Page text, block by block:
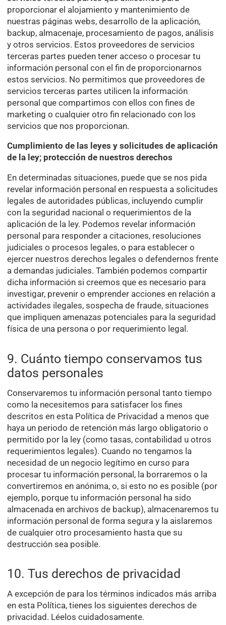
proporcionar el alojamiento y mantenimiento de
nuestras páginas webs, desarrollo de la aplicación,
backup, almacenaje, procesamiento de pagos, análisis
y otros servicios. Estos proveedores de servicios
terceras partes pueden tener acceso o procesar tu
información personal con el fin de proporcionarnos
estos servicios. No permitimos que proveedores de
servicios terceras partes utilicen la información
personal que compartimos con ellos con fines de
marketing o cualquier otro fin relacionado con los
servicios que nos proporcionan.
Cumplimiento de las leyes y solicitudes de aplicación
de la ley; protección de nuestros derechos
En determinadas situaciones, puede que se nos pida
revelar información personal en respuesta a solicitudes
legales de autoridades públicas, incluyendo cumplir
con la seguridad nacional o requerimientos de la
aplicación de la ley. Podemos revelar información
personal para responder a citaciones, resoluciones
judiciales o procesos legales, o para establecer o
ejercer nuestros derechos legales o defendernos frente
a demandas judiciales. También podemos compartir
dicha información si creemos que es necesario para
investigar, prevenir o emprender acciones en relación a
actividades ilegales, sospecha de fraude, situaciones
que impliquen amenazas potenciales para la seguridad
física de una persona o por requerimiento legal.
9. Cuánto tiempo conservamos tus
datos personales
Conservaremos tu información personal tanto tiempo
como la necesitemos para satisfacer los fines
descritos en esta Política de Privacidad a menos que
haya un periodo de retención más largo obligatorio o
permitido por la ley (como tasas, contabilidad u otros
requerimientos legales). Cuando no tengamos la
necesidad de un negocio legítimo en curso para
procesar tu información personal, la borraremos o la
convertiremos en anónima, o, si esto no es posible (por
ejemplo, porque tu información personal ha sido
almacenada en archivos de backup), almacenaremos tu
información personal de forma segura y la aislaremos
de cualquier otro procesamiento hasta que su
destrucción sea posible.
10. Tus derechos de privacidad
A excepción de para los términos indicados más arriba
en esta Política, tienes los siguientes derechos de
privacidad. Léelos cuidadosamente.